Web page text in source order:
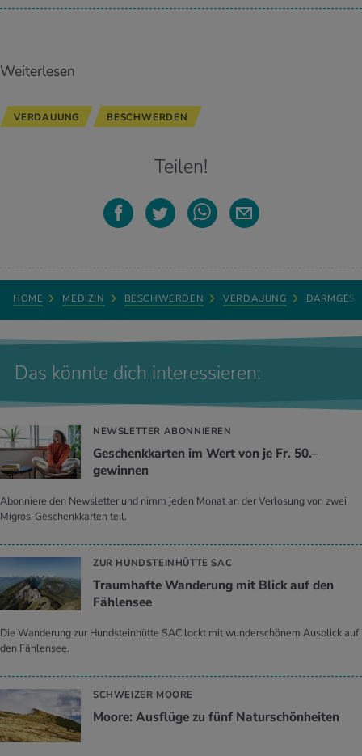
Weiterlesen
VERDAUUNG BESCHWERDEN
Teilen!
HOME MEDIZIN BESCHWERDEN VERDAUUNG
Das könnte dich interessieren:
NEWSLETTER ABONNIEREN
Geschenkkarten im Wert von je Fr. 50.–
gewinnen
Abonniere den Newsletter und nimm jeden Monat an der Verlosung von zwei
Migros-Geschenkkarten teil.
ZUR HUNDSTEINHÜTTE SAC
Traumhafte Wanderung mit Blick auf den
Fählensee
Die Wanderung zur Hundsteinhütte SAC lockt mit wunderschönem Ausblick auf
den Fählensee.
SCHWEIZER MOORE
Moore: Ausflüge zu fünf Naturschönheiten